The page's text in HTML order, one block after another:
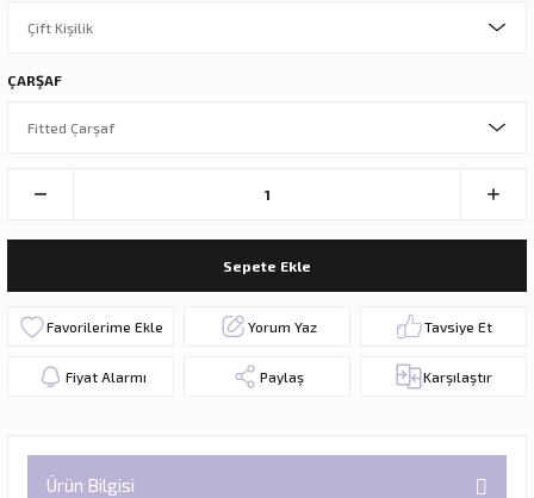
ÇARŞAF
Sepete Ekle
Yorum Yaz Tavsiye Et
Fiyat Alarmı Paylaş Karşılaştır
Ürün Bilgisi